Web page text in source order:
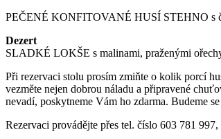
PEČENÉ KONFITOVANÉ HUSÍ STEHNO s
Dezert
SLADKÉ LOKŠE s malinami, praženými
Při rezervaci stolu prosím zmiňte o kolik porcí
vezměte nejen dobrou náladu a připravené
nevadí, poskytneme Vám ho zdarma. Budeme
Rezervaci provádějte přes tel. číslo 603 781